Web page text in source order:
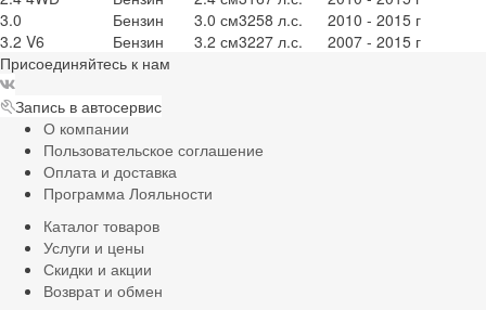
3.0
Бензин 3.0 см3258 л.с.
2010 - 2015 г
3.2 V6
Бензин 3.2 см3227 л.с.
2007 - 2015 г
Присоединяйтесь к нам
Запись в автосервис
О компании
Пользовательское соглашение
Оплата и доставка
Программа Лояльности
Каталог товаров
Услуги и цены
Скидки и акции
Возврат и обмен